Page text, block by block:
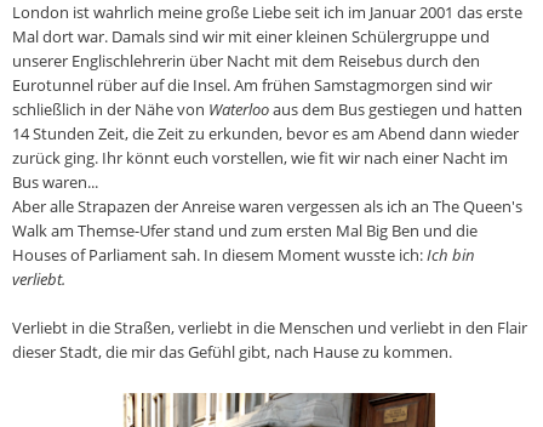
London ist wahrlich meine große Liebe seit ich im Januar 2001 das erste
Mal dort war. Damals sind wir mit einer kleinen Schülergruppe und
unserer Englischlehrerin über Nacht mit dem Reisebus durch den
Eurotunnel rüber auf die Insel. Am frühen Samstagmorgen sind wir
schließlich in der Nähe von Waterlooaus dem Bus gestiegen und hatten
14 Stunden Zeit, die Zeit zu erkunden, bevor es am Abend dann wieder
zurück ging. Ihr könnt euch vorstellen, wie fit wir nach einer Nacht im
Bus waren...
Aber alle Strapazen der Anreise waren vergessen als ich an The Queen's
Walk am Themse-Ufer stand und zum ersten Mal Big Ben und die
Houses of Parliament sah. In diesem Moment wusste ich:Ich bin
verliebt.
Verliebt in die Straßen, verliebt in die Menschen und verliebt in den Flair
dieser Stadt, die mir das Gefühl gibt, nach Hause zu kommen.